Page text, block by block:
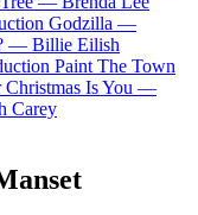
Godzilla —
— Billie Eilish
Paint The Town
Christmas Is You —
Carey